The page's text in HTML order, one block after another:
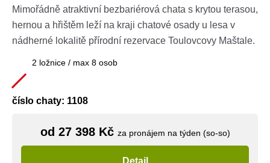
Mimořádně atraktivní bezbariérová chata s krytou terasou,
hernou a hřištěm leží na kraji chatové osady u lesa v
nádherné lokalitě přírodní rezervace Toulovcovy Maštale.
2 ložnice / max 8 osob
číslo chaty: 1108
od 27 398 Kč za pronájem na týden (so-so)
Detail